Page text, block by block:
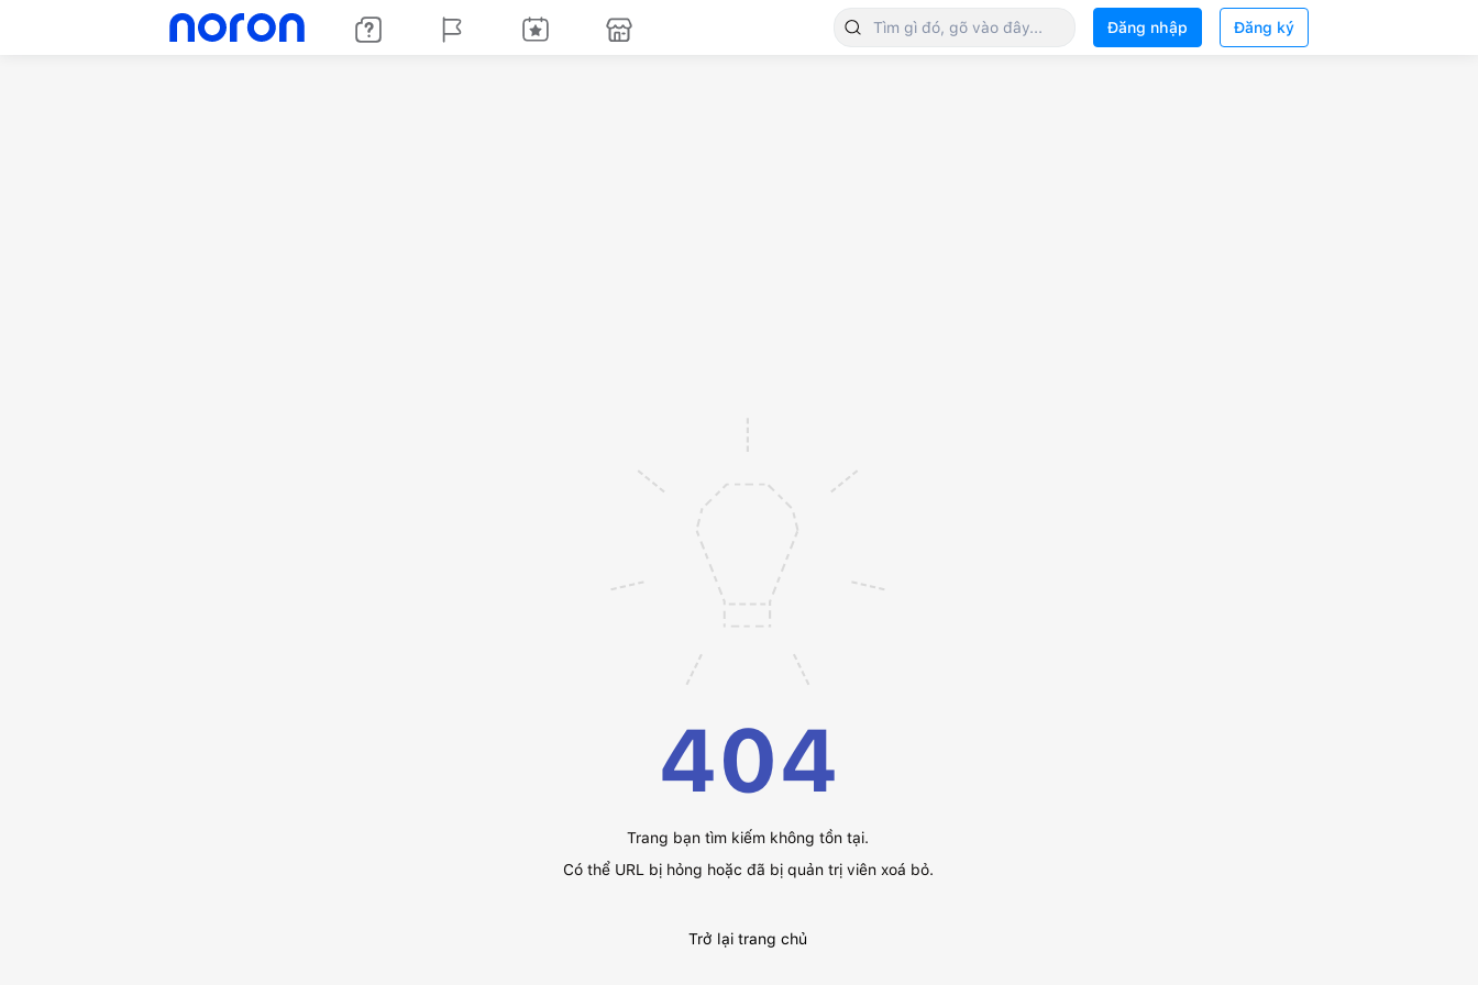
Đăng nhập Đăng ký
404
Trang bạn tìm kiếm không tồn tại.
Có thể URL bị hỏng hoặc đã bị quản trị viên xoá bỏ.
Trở lại trang chủ